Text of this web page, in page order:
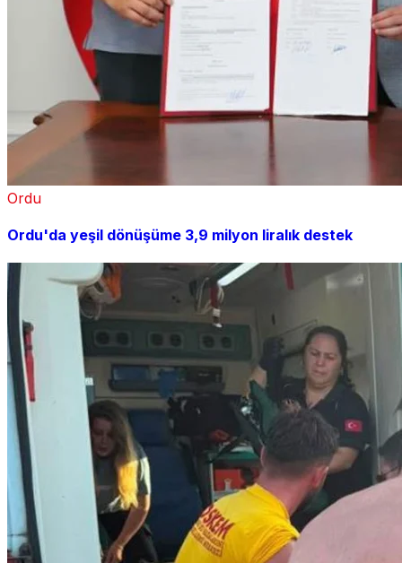
Ordu
Ordu'da yeşil dönüşüme 3,9 milyon liralık destek